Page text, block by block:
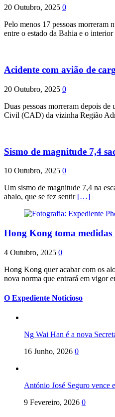
20 Outubro, 2025 0
Pelo menos 17 pessoas morreram
entre o estado da Bahia e o interior
Acidente com avião de
20 Outubro, 2025 0
Duas pessoas morreram depois
Civil (CAD) da vizinha Região
Sismo de magnitude 7,4
10 Outubro, 2025 0
Um sismo de magnitude 7,4 na
abalo, que se fez sentir […]
Hong Kong toma medidas
4 Outubro, 2025 0
Hong Kong quer acabar com os
nova norma que entrará em vigor
O Expediente Noticioso
Ng Wai Han é a nova
16 Junho, 2026 0
António José Seguro vence
9 Fevereiro, 2026 0